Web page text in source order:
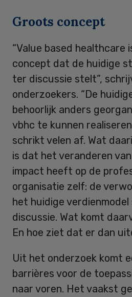
Groots concept
“Value based healthcare
concept dat de huidige
ter discussie stelt”,
onderzoekers. “De
behoorlijk anders
vbhc te kunnen
schrikt velen af. Wat
is dat het veranderen
impact heeft op de
organisatie zelf: de
het huidige
discussie. Wat komt
En hoe ziet dat er dan
Uit het onderzoek komt
barrières voor de
naar voren. Het vaakst